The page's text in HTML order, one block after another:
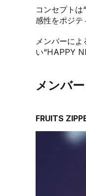
コンセプト
感性をポジテ
メンバーに
い“HAPPY
メンバ
FRUITS